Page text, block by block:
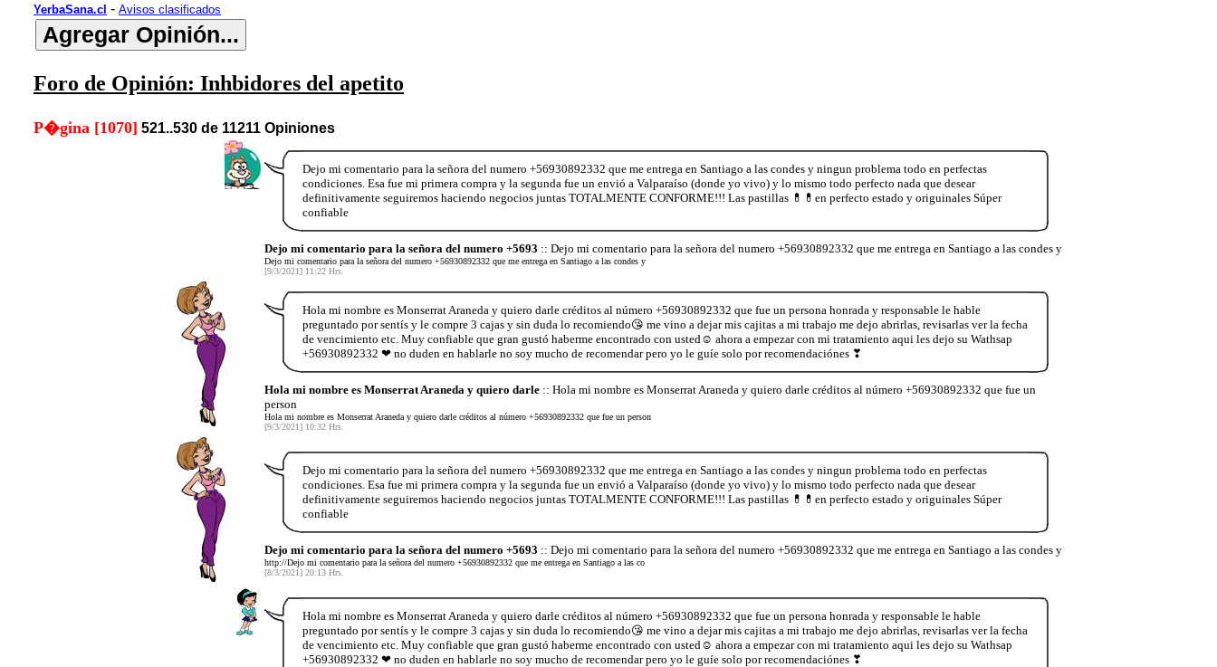
YerbaSana.cl - Avisos clasificados
Foro de Opinión: Inhbidores del apetito
P�gina [1070] 521..530 de 11211 Opiniones
Dejo mi comentario para la señora del numero +56930892332 que me entrega en Santiago a las condes y ningun problema todo en perfectas
condiciones. Esa fue mi primera compra y la segunda fue un envió a Valparaíso (donde yo vivo) y lo mismo todo perfecto nada que desear
definitivamente seguiremos haciendo negocios juntas TOTALMENTE CONFORME!!! Las pastillas 💊💊en perfecto estado y origuinales Súper
confiable
Dejo mi comentario para la señora del numero +5693 :: Dejo mi comentario para la señora del numero +56930892332 que me entrega en Santiago a las condes y
Dejo mi comentario para la señora del numero +56930892332 que me entrega en Santiago a las condes y
[9/3/2021] 11:22 Hrs.
Hola mi nombre es Monserrat Araneda y quiero darle créditos al número +56930892332 que fue un persona honrada y responsable le hable
preguntado por sentís y le compre 3 cajas y sin duda lo recomiendo😘 me vino a dejar mis cajitas a mi trabajo me dejo abrirlas, revisarlas ver la fecha
de vencimiento etc. Muy confiable que gran gustó haberme encontrado con usted☺ ahora a empezar con mi tratamiento aqui les dejo su Wathsap
+56930892332 ❤ no duden en hablarle no soy mucho de recomendar pero yo le guíe solo por recomendaciónes ❣
Hola mi nombre es Monserrat Araneda y quiero darle:: Hola mi nombre es Monserrat Araneda y quiero darle créditos al número +56930892332 que fue un
person
Hola mi nombre es Monserrat Araneda y quiero darle créditos al número +56930892332 que fue un person
[9/3/2021] 10:32 Hrs.
Dejo mi comentario para la señora del numero +56930892332 que me entrega en Santiago a las condes y ningun problema todo en perfectas
condiciones. Esa fue mi primera compra y la segunda fue un envió a Valparaíso (donde yo vivo) y lo mismo todo perfecto nada que desear
definitivamente seguiremos haciendo negocios juntas TOTALMENTE CONFORME!!! Las pastillas 💊💊en perfecto estado y origuinales Súper
confiable
Dejo mi comentario para la señora del numero +5693 :: Dejo mi comentario para la señora del numero +56930892332 que me entrega en Santiago a las condes y
http://Dejo mi comentario para la señora del numero +56930892332 que me entrega en Santiago a las co
[8/3/2021] 20:13 Hrs.
Hola mi nombre es Monserrat Araneda y quiero darle créditos al número +56930892332 que fue un persona honrada y responsable le hable
preguntado por sentís y le compre 3 cajas y sin duda lo recomiendo😘 me vino a dejar mis cajitas a mi trabajo me dejo abrirlas, revisarlas ver la fecha
de vencimiento etc. Muy confiable que gran gustó haberme encontrado con usted☺ ahora a empezar con mi tratamiento aqui les dejo su Wathsap
+56930892332 ❤ no duden en hablarle no soy mucho de recomendar pero yo le guíe solo por recomendaciónes ❣